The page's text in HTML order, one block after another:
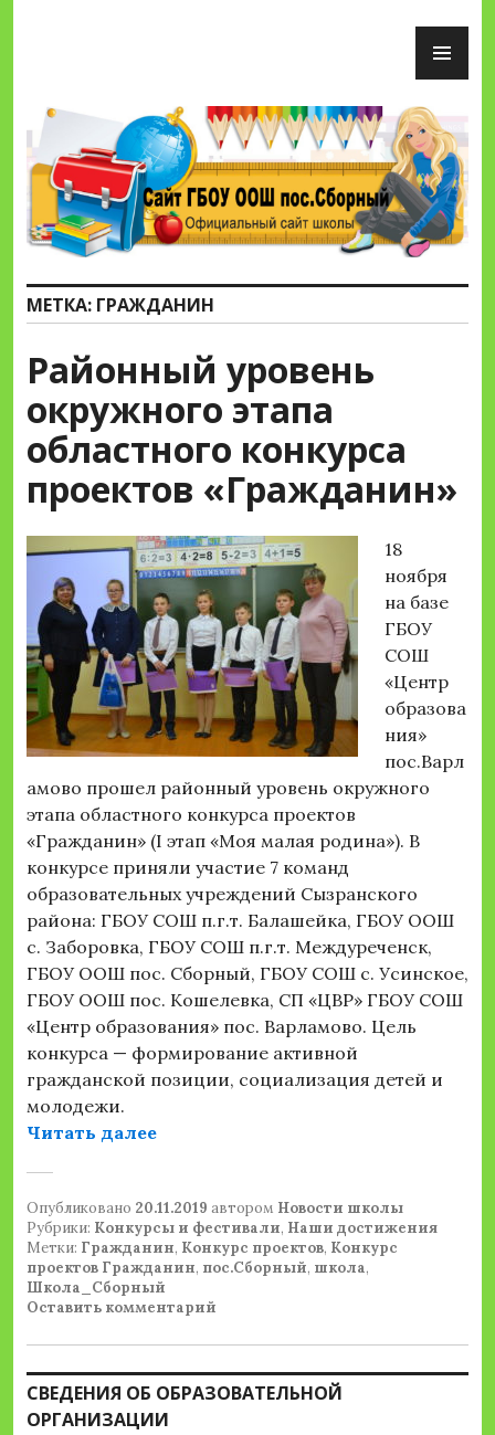
Сайт ГБОУ ООШ пос.Сборный
МЕТКА: ГРАЖДАНИН
Районный уровень
окружного этапа
областного конкурса
проектов «Гражданин»
18
ноября
на базе
ГБОУ
СОШ
«Центр
образова
ния»
пос.Варл
амово прошел районный уровень окружного
этапа областного конкурса проектов
«Гражданин» (I этап «Моя малая родина»). В
конкурсе приняли участие 7 команд
образовательных учреждений Сызранского
района: ГБОУ СОШ п.г.т. Балашейка, ГБОУ ООШ
с. Заборовка, ГБОУ СОШ п.г.т. Междуреченск,
ГБОУ ООШ пос. Сборный, ГБОУ СОШ с. Усинское,
ГБОУ ООШ пос. Кошелевка, СП «ЦВР» ГБОУ СОШ
«Центр образования» пос. Варламово. Цель
конкурса — формирование активной
гражданской позиции, социализация детей и
молодежи.
Читать далее«Районный уровень окружного
Опубликовано 20.11.2019 автором Новости школы
Рубрики: Конкурсы и фестивали, Наши достижения
Метки: Гражданин, Конкурс проектов, Конкурс
проектов Гражданин, пос.Сборный, школа,
Школа_Сборный
Оставить комментарий
СВЕДЕНИЯ ОБ ОБРАЗОВАТЕЛЬНОЙ
ОРГАНИЗАЦИИ